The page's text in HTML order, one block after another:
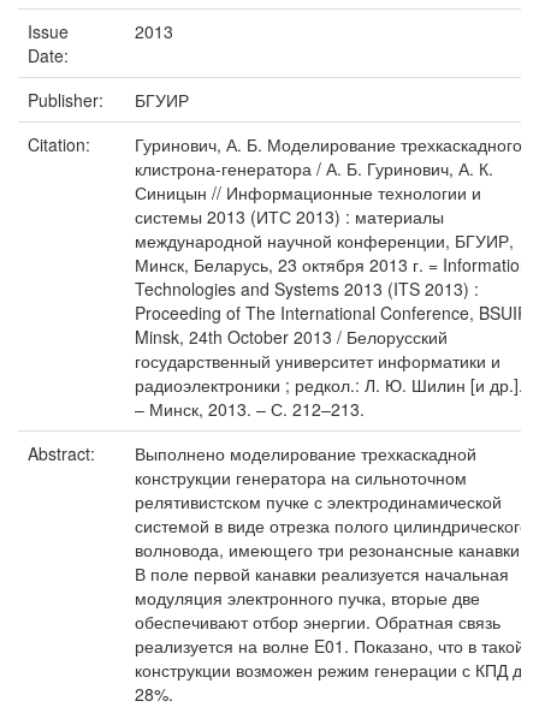
Issue
Date:
2013
Publisher:
БГУИР
Citation:
Гуринович, А. Б. Моделирование трехкаскадного
клистрона-генератора / А. Б. Гуринович, А. К.
Синицын // Информационные технологии и
системы 2013 (ИТС 2013) : материалы
международной научной конференции, БГУИР,
Минск, Беларусь, 23 октября 2013 г. = Information
Technologies and Systems 2013 (ITS 2013) :
Proceeding of The International Conference, BSUIR,
Minsk, 24th October 2013 / Белорусский
государственный университет информатики и
радиоэлектроники ; редкол.: Л. Ю. Шилин [и др.].
– Минск, 2013. – С. 212–213.
Abstract:
Выполнено моделирование трехкаскадной
конструкции генератора на сильноточном
релятивистском пучке с электродинамической
системой в виде отрезка полого цилиндрического
волновода, имеющего три резонансные канавки.
В поле первой канавки реализуется начальная
модуляция электронного пучка, вторые две
обеспечивают отбор энергии. Обратная связь
реализуется на волне E01. Показано, что в такой
конструкции возможен режим генерации с КПД до
28%.